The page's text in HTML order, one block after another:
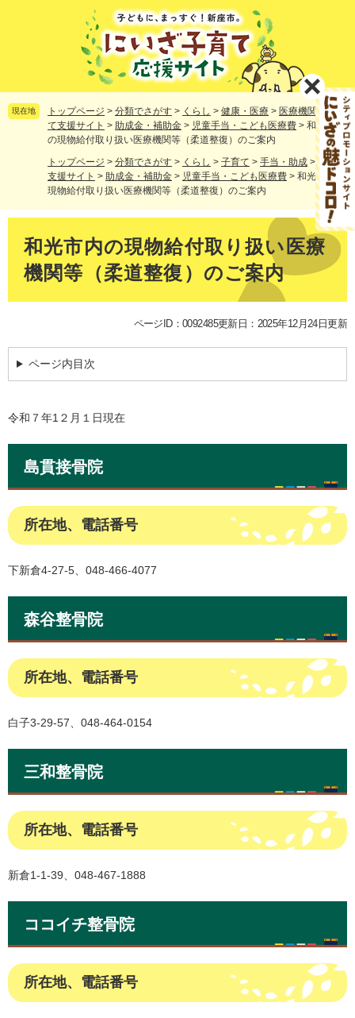
頭
で
飛
ば現在地 トップページ > 分類でさがす > くらし > 健康・医療 > 医療機関>子育
て支援サイト > 助成金・補助金 > 児童手当・こども医療費 > 和光市内
の現物給付取り扱い医療機関等（柔道整復）のご案内
トップページ > 分類でさがす > くらし > 子育て > 手当・助成 >子育て
支援サイト > 助成金・補助金 > 児童手当・こども医療費 > 和光市内の
現物給付取り扱い医療機関等（柔道整復）のご案内
和光市内の現物給付取り扱い医療
機関等（柔道整復）のご案内
ページID：0092485更新日：2025年12月24日更新
ページ内目次
令和７年1２月１日現在
島貫接骨院
所在地、電話番号
下新倉4-27-5、048-466-4077
森谷整骨院
所在地、電話番号
白子3-29-57、048-464-0154
三和整骨院
所在地、電話番号
新倉1-1-39、048-467-1888
ココイチ整骨院
所在地、電話番号